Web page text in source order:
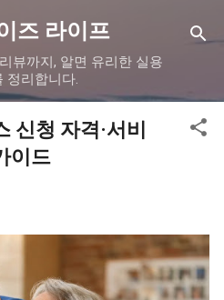
츠로 건너뛰기
즈 라이프
리뷰까지, 알면 유리한 실용
정리합니다.
신청 자격·서비
이드